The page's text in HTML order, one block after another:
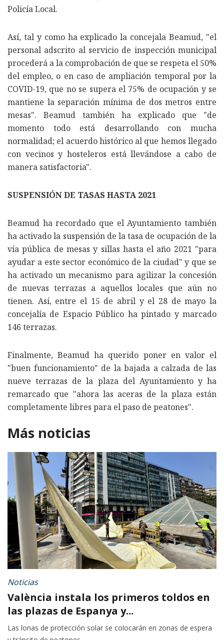
Policía Local.
Así, tal y como ha explicado la concejala Beamud, "el
personal adscrito al servicio de inspección municipal
procederá a la comprobación de que se respeta el 50%
del empleo, o en caso de ampliación temporal por la
COVID-19, que no se supera el 75% de ocupación y se
mantiene la separación mínima de dos metros entre
mesas". Beamud también ha explicado que "de
momento todo está desarrollando con mucha
normalidad; el acuerdo histórico al que hemos llegado
con vecinos y hosteleros está llevándose a cabo de
manera satisfactoria".
SUSPENSIÓN DE TASAS HASTA 2021
Beamud ha recordado que el Ayuntamiento también
ha activado la suspensión de la tasa de ocupación de la
vía pública de mesas y sillas hasta el año 2021 "para
ayudar a este sector económico de la ciudad" y que se
ha activado un mecanismo para agilizar la concesión
de nuevas terrazas a aquellos locales que aún no
tienen. Así, entre el 15 de abril y el 28 de mayo la
concejalía de Espacio Público ha pintado y marcado
146 terrazas.
Finalmente, Beamud ha querido poner en valor el
"buen funcionamiento" de la bajada a calzada de las
nueve terrazas de la plaza del Ayuntamiento y ha
remarcado que "ahora las aceras de la plaza están
completamente libres para el paso de peatones".
Más noticias
Noticias
València instala los primeros toldos en
las plazas de Espanya y...
Las lonas de protección solar se colocarán en zonas de espera